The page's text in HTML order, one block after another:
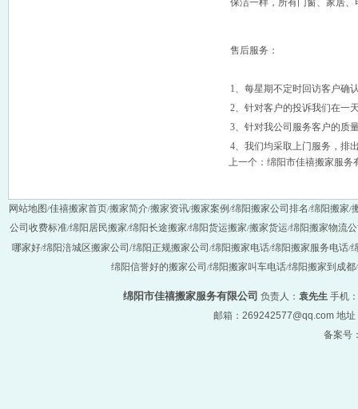
保洁一样，所有门窗、家居
售后服务：
1、每星期不定时回访客户确
2、针对客户的投诉我们在一
3、针对我公司服务客户的质
4、我们均采取上门服务，排
上一个： 绵阳市佳禧搬家服务
网站地图/佳禧搬家首页/搬家简介/搬家资讯/搬家案例/绵阳搬家公司排名/绵阳搬家/
公司收费标准/绵阳居民搬家/绵阳长途搬家/绵阳货运搬家/搬家货运/绵阳搬家物流
哪家好/绵阳涪城区搬家公司 /绵阳正规搬家公司 /绵阳搬家电话/绵阳搬家服务电话/
绵阳信誉好的搬家公司 /绵阳搬家叫车电话/绵阳搬家到成都/
绵阳市佳禧搬家服务有限公司 负责人： 袁先生 手机：
邮箱：269242577@qq.com 地
备案号